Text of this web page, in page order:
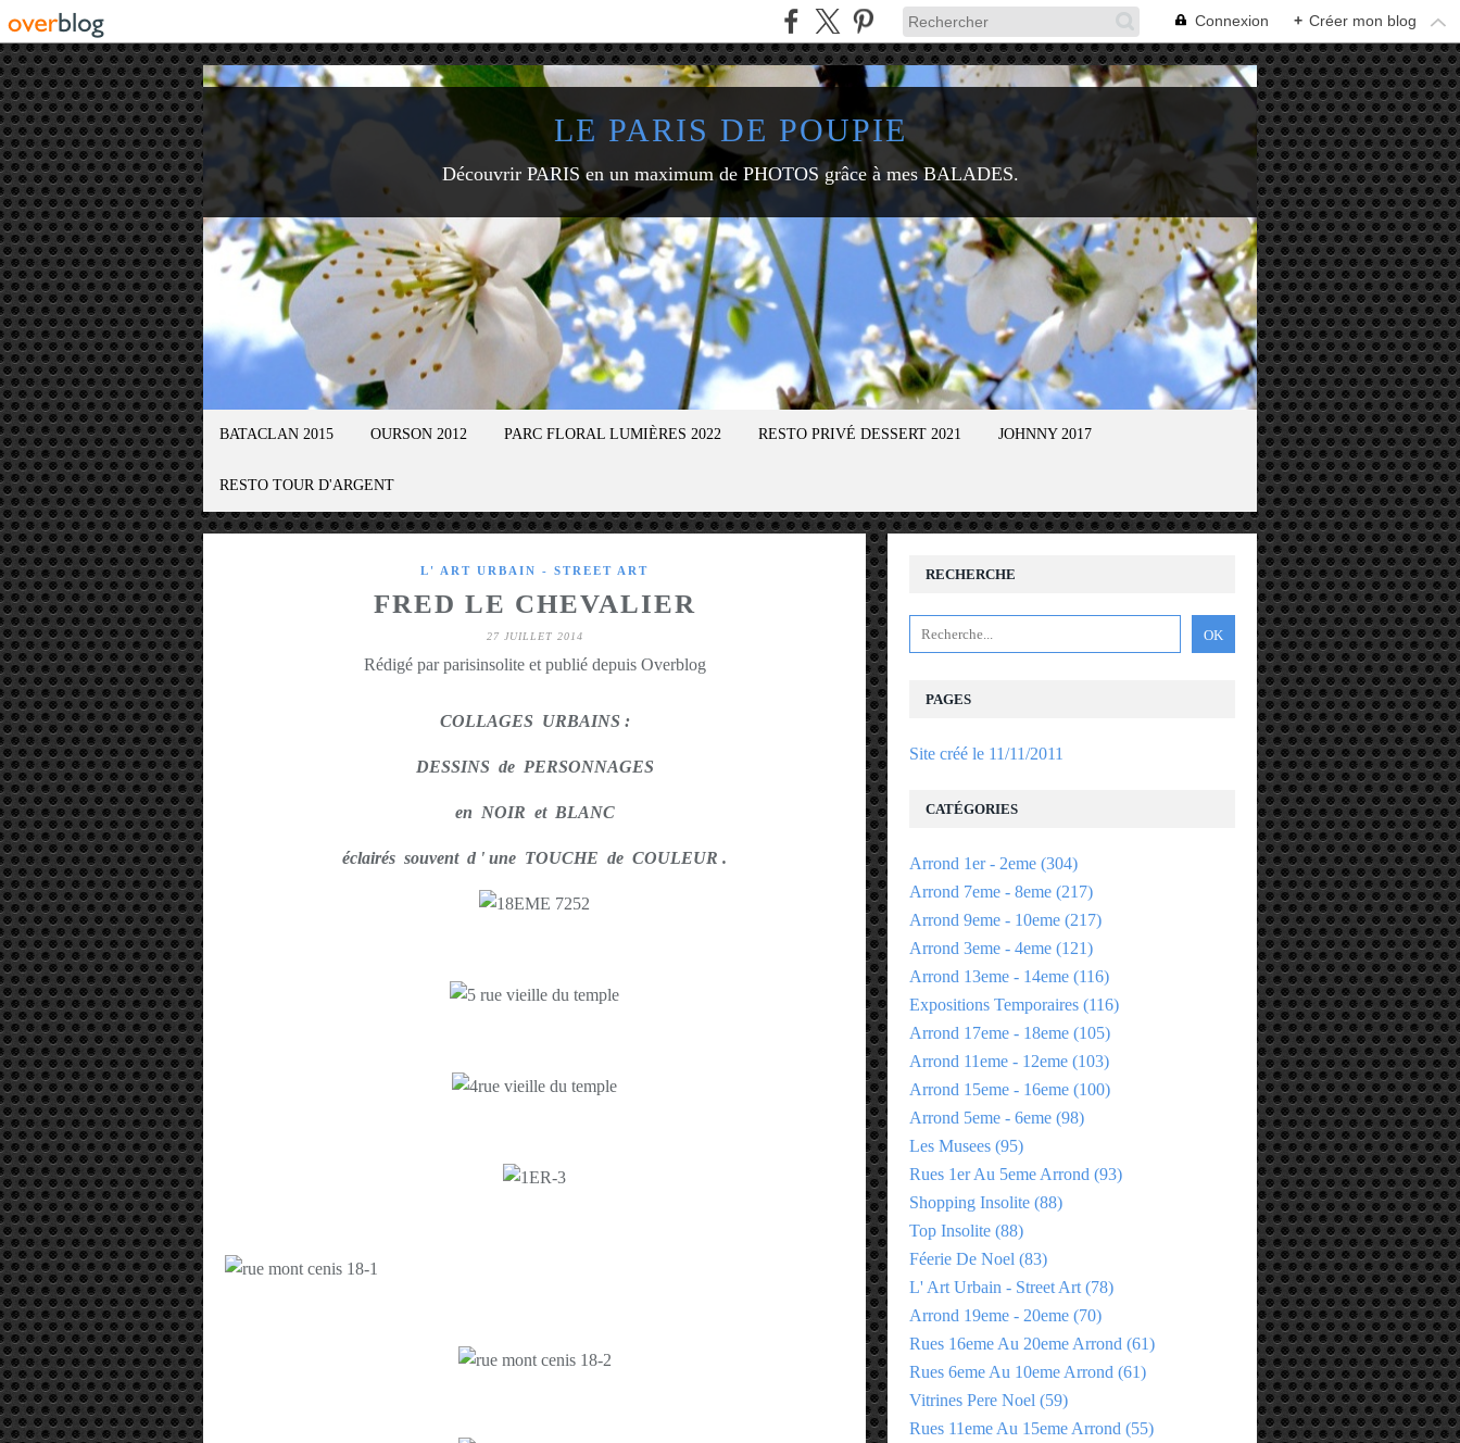
Connexion + Créer mon blog
LE PARIS DE POUPIE
Découvrir PARIS en un maximum de PHOTOS grâce à mes BALADES.
BATACLAN 2015 OURSON 2012 PARC FLORAL LUMIÈRES 2022 RESTO PRIVÉ DESSERT 2021 JOHNNY 2017
RESTO TOUR D'ARGENT
L' ART URBAIN - STREET ART
FRED LE CHEVALIER
27 JUILLET 2014
Rédigé par parisinsolite et publié depuis Overblog
COLLAGES URBAINS :
DESSINS de PERSONNAGES
en NOIR et BLANC
éclairés souvent d ' une TOUCHE de COULEUR .
RECHERCHE
PAGES
Site créé le 11/11/2011
CATÉGORIES
Arrond 1er - 2eme (304)
Arrond 7eme - 8eme (217)
Arrond 9eme - 10eme (217)
Arrond 3eme - 4eme (121)
Arrond 13eme - 14eme (116)
Expositions Temporaires (116)
Arrond 17eme - 18eme (105)
Arrond 11eme - 12eme (103)
Arrond 15eme - 16eme (100)
Arrond 5eme - 6eme (98)
Les Musees (95)
Rues 1er Au 5eme Arrond (93)
Shopping Insolite (88)
Top Insolite (88)
Féerie De Noel (83)
L' Art Urbain - Street Art (78)
Arrond 19eme - 20eme (70)
Rues 16eme Au 20eme Arrond (61)
Rues 6eme Au 10eme Arrond (61)
Vitrines Pere Noel (59)
Rues 11eme Au 15eme Arrond (55)